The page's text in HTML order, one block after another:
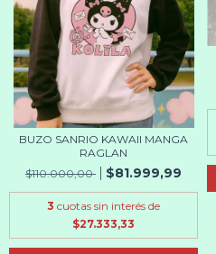
BUZO SANRIO KAWAII MANGA
RAGLAN
$110.000,00
$81.999,99
3 cuotas sin interés de
$27.333,33